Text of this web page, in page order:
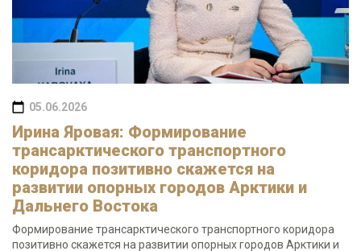
05.06.2026
Ирина Яровая: Формирование
трансарктического транспортного
коридора позитивно скажется на
развитии опорных городов Арктики и
Дальнего Востока
Формирование трансарктического транспортного коридора
позитивно скажется на развитии опорных городов Арктики и